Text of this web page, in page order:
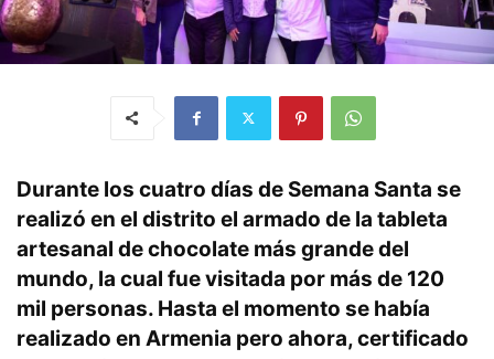
Durante los cuatro días de Semana Santa se
realizó en el distrito el armado de la tableta
artesanal de chocolate más grande del
mundo, la cual fue visitada por más de 120
mil personas. Hasta el momento se había
realizado en Armenia pero ahora, certificado